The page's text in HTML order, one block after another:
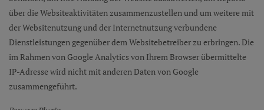
über die Websiteaktivitäten zusammenzustellen und um weitere mit
der Websitenutzung und der Internetnutzung verbundene
Dienstleistungen gegenüber dem Websitebetreiber zu erbringen. Die
im Rahmen von Google Analytics von Ihrem Browser übermittelte
IP-Adresse wird nicht mit anderen Daten von Google
zusammengeführt.